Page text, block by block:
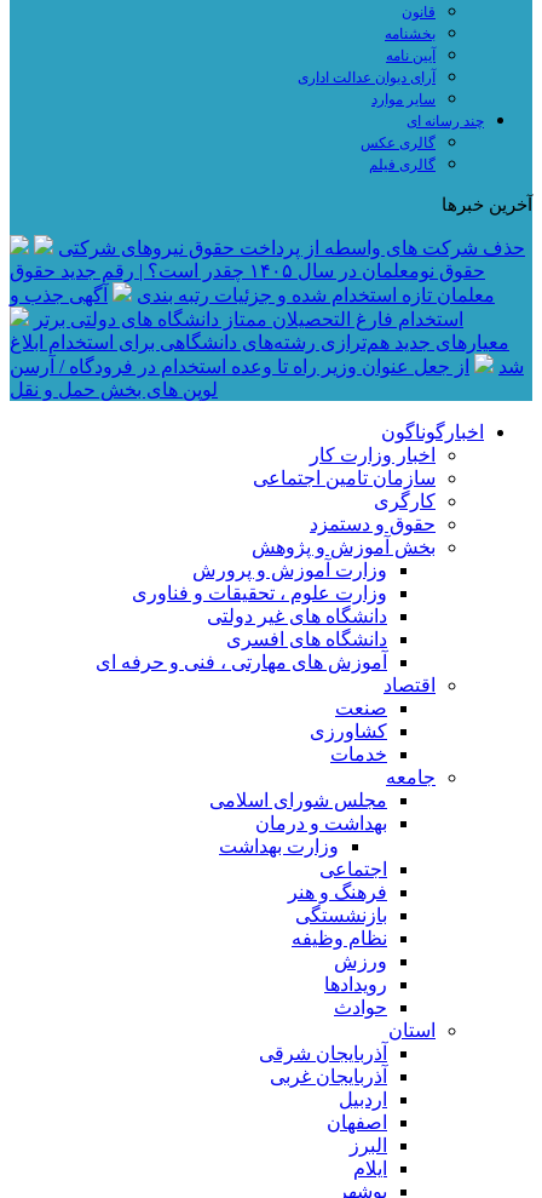
قانون
بخشنامه
آیین نامه
آرای دیوان عدالت اداری
سایر موارد
چند رسانه ای
گالری عکس
گالری فیلم
آخرین خبرها
حذف شرکت های واسطه از پرداخت حقوق نیروهای شرکتی
حقوق نومعلمان در سال ۱۴۰۵ چقدر است؟ | رقم جدید حقوق
معلمان تازه استخدام شده و جزئیات رتبه بندی
آگهی جذب و
استخدام فارغ التحصیلان ممتاز دانشگاه های دولتی برتر
معیار‌های جدید هم‌ترازی رشته‌های دانشگاهی برای استخدام ابلاغ
شد
از جعل عنوان وزیر راه تا وعده استخدام در فرودگاه / آرسن
لوپن های بخش حمل و نقل
اخبارگوناگون
اخبار وزارت کار
سازمان تامین اجتماعی
کارگری
حقوق و دستمزد
بخش آموزش و پژوهش
وزارت آموزش و پرورش
وزارت علوم ، تحقیقات و فناوری
دانشگاه های غیر دولتی
دانشگاه های افسری
آموزش های مهارتی ، فنی و حرفه ای
اقتصاد
صنعت
کشاورزی
خدمات
جامعه
مجلس شورای اسلامی
بهداشت و درمان
وزارت بهداشت
اجتماعی
فرهنگ و هنر
بازنشستگی
نظام وظیفه
ورزش
رویدادها
حوادث
استان
آذربایجان شرقی
آذربایجان غربی
اردبیل
اصفهان
البرز
ایلام
بوشهر